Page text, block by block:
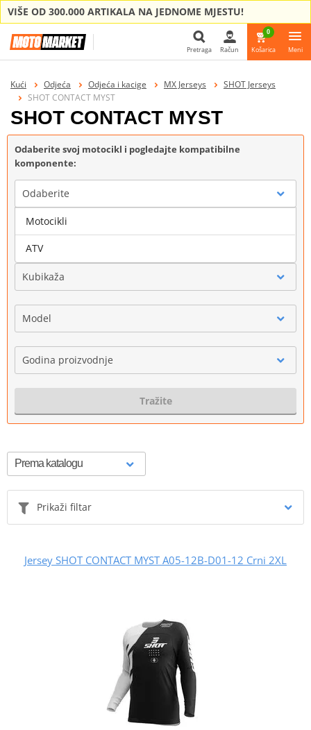
VIŠE OD 300.000 ARTIKALA NA JEDNOME MJESTU!
Pretraga
Pretraga Račun
0
Košarica Meni
Kući Odjeća Odjeća i kacige MX Jerseys
SHOT Jerseys
SHOT CONTACT MYST
SHOT CONTACT MYST
Odaberite svoj motocikl i pogledajte kompatibilne
komponente:
Odaberite
Marka
Kubikaža
Model
Godina proizvodnje
Tražite
Prikaži filtar
Jersey SHOT CONTACT MYST A05-12B-D01-12 Crni 2XL
Motocikli
ATV